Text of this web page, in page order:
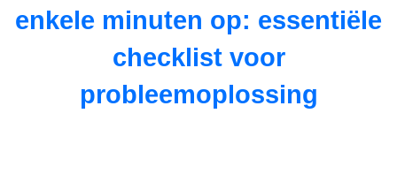
a
enkele minuten op: essentiële
checklist voor
probleemoplossing